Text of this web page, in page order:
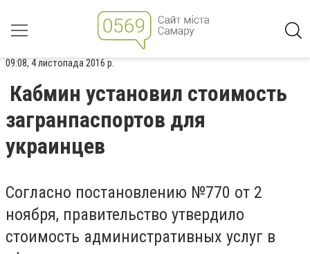
09:08, 4 листопада 2016 р.
Кабмин установил стоимость
загранпаспортов для
украинцев
Согласно постановлению №770 от 2
ноября, правительство утвердило
стоимость административных услуг в